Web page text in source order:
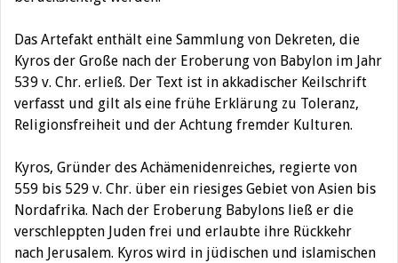
Das Artefakt enthält eine Sammlung von Dekreten, die
Kyros der Große nach der Eroberung von Babylon im Jahr
539 v. Chr. erließ. Der Text ist in akkadischer Keilschrift
verfasst und gilt als eine frühe Erklärung zu Toleranz,
Religionsfreiheit und der Achtung fremder Kulturen.
Kyros, Gründer des Achämenidenreiches, regierte von
559 bis 529 v. Chr. über ein riesiges Gebiet von Asien bis
Nordafrika. Nach der Eroberung Babylons ließ er die
verschleppten Juden frei und erlaubte ihre Rückkehr
nach Jerusalem. Kyros wird in jüdischen und islamischen